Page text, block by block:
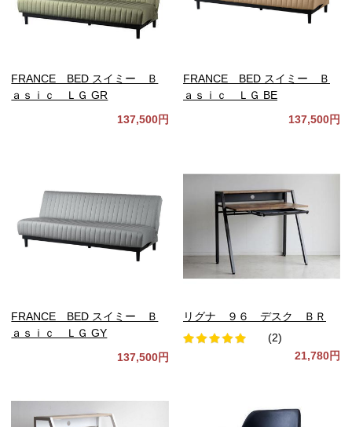
FRANCE BED スイミー Ｂ
ａｓｉｃ ＬＧ GR
137,500円
FRANCE BED スイミー Ｂ
ａｓｉｃ ＬＧ BE
137,500円
FRANCE BED スイミー Ｂ
ａｓｉｃ ＬＧ GY
137,500円
リグナ ９６ デスク ＢＲ
(2)
21,780円